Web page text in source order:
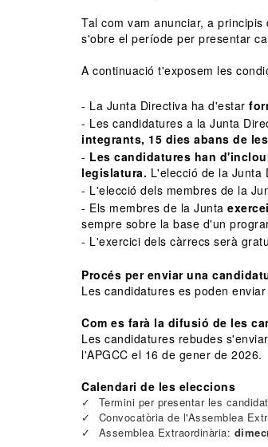
Tal com vam anunciar, a
s'obre el període per presentar
A continuació t'exposem les
- La Junta Directiva ha d'estar
- Les candidatures a la Junta
integrants, 15 dies abans de
- Les candidatures han
legislatura. L'elecció de la Junta
- L'elecció dels membres de la
- Els membres de la Junta
sempre sobre la base d'un
- L'exercici dels càrrecs serà
Procés per enviar una
Les candidatures es poden
Com es farà la difusió de les
Les candidatures rebudes
l'APGCC el 16 de gener de 2026.
Calendari de les eleccions
Termini per presentar les
Convocatòria de l'Assemblea
Assemblea Extraordinària: